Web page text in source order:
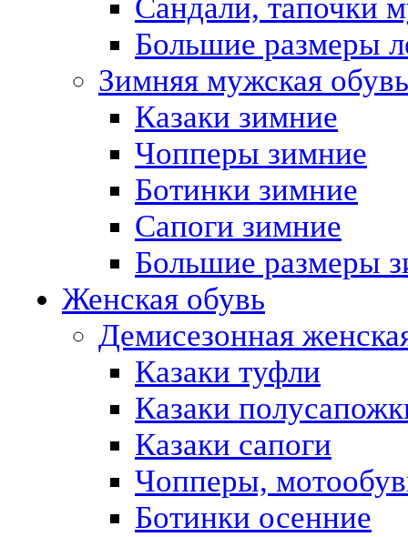
Сандали, тапочки
Большие размеры
Зимняя мужская обувь
Казаки зимние
Чопперы зимние
Ботинки зимние
Сапоги зимние
Большие размеры
Женская обувь
Демисезонная
Казаки туфли
Казаки
Казаки сапоги
Чопперы,
Ботинки осенние